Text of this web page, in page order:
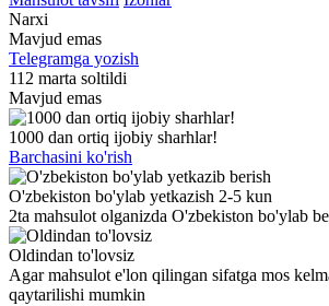
Narxi
Mavjud emas
Telegramga yozish
112 marta soltildi
Mavjud emas
1000 dan ortiq ijobiy sharhlar!
Barchasini ko'rish
O'zbekiston bo'ylab yetkazish 2-5 kun
2ta mahsulot olganizda O'zbekiston bo'ylab
Oldindan to'lovsiz
Agar mahsulot e'lon qilingan sifatga mos
qaytarilishi mumkin